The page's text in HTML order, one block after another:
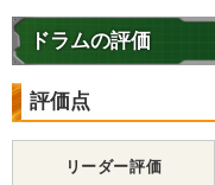
ドラムの評価
評価点
リーダー評価